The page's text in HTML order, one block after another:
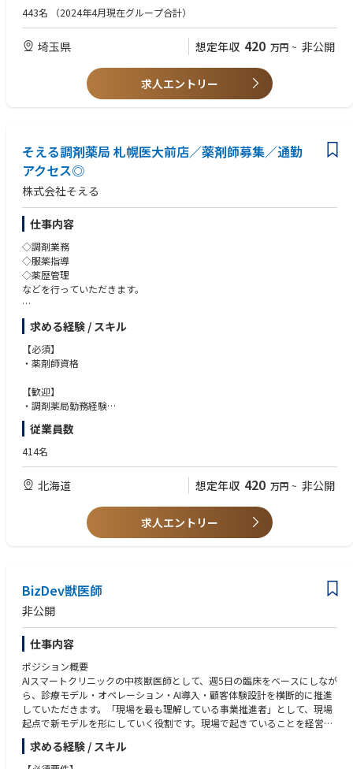
【 店舗情報 】
営業時間：月〜金（9:00～18:00）、土 （9:00～14:00）
処方箋枚数：約280枚/日
在籍人数：薬剤師（常勤11名、非常勤4名）、事務（常勤8名）
443名 （2024年4月現在グループ合計）
埼玉県 想定年収 420 万円 ~ 非公開
求人エントリー
そえる調剤薬局 札幌医大前店／薬剤師募集／通勤
アクセス◎
株式会社そえる
仕事内容
◇調剤業務
◇服薬指導
◇薬歴管理
などを行っていただきます。
【 仕事内容詳細 】
処方せんによる調剤、薬の正しい使い方、飲み合わせのチェックなどを行
い、
患者さまに安心してお薬を服用していただけるよう服薬指導、薬歴管理を
また、必要な情報は医師への報告も行います。
加えて、かかりつけ薬剤師、在宅医療の対応や、一般用医薬品の販売、受
セルフメディケーションのサポートも併せて行っていただきます。
【店舗情報】
土 9：00～13：00
求める経験 / スキル
【必須】
・薬剤師資格
【歓迎】
・調剤薬局勤務経験
・個人･施設在宅業務経験
・普通自動車運転免許(AT限定可)
従業員数
414名
北海道 想定年収 420 万円 ~ 非公開
求人エントリー
BizDev獣医師
非公開
仕事内容
ポジション概要
AIスマートクリニックの中核獣医師として、週5日の臨床をベースにしなが
ら、診療モデル・オペレーション・AI導入・顧客体験設計を横断的に推進
していただきます。「現場を最も理解している事業推進者」として、現場
起点で新モデルを形にしていく役割です。現場で起きていることを経営・
AI・プロダクトへ接続し、“現場で成立するAI医療モデル”を自ら創り上げ
ていきます。
求める経験 / スキル